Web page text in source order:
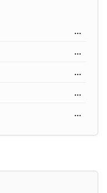
...
...
...
...
...